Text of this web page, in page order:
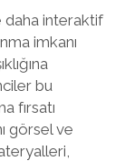
daha interaktif
imkanı
bu
fırsatı
görsel ve